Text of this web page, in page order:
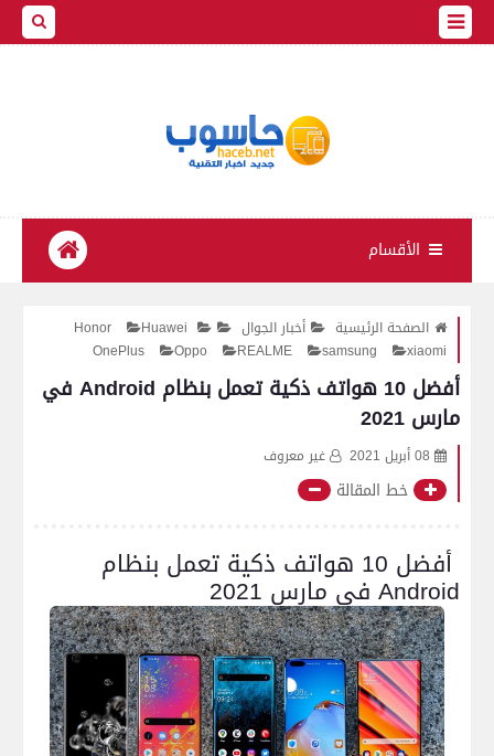
الأقسام
الصفحة الرئيسية أخبار الجوال Honor
Huawei
OnePlus
Oppo REALME samsung xiaomi
أفضل 10 هواتف ذكية تعمل بنظام Android في
مارس 2021
08 أبريل 2021 غير معروف
خط المقالة
أفضل 10 هواتف ذكية تعمل بنظام
Android في مارس 2021